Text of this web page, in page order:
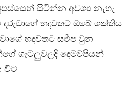
සිටින්න අවශ්‍ය නැහැ
හදවතට ඔබේ ශක්තිය
හදවතට සමීප වුන
ගැටලුවලදි දෙමව්පියන්
විට